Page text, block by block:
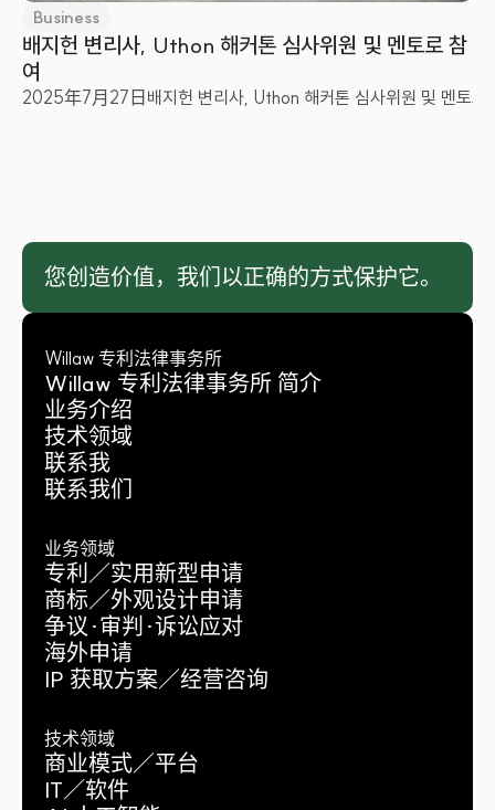
Business
배지헌 변리사, Uthon 해커톤 심사위원 및 멘토로 참
여
2025年7月27日 배지헌 변리사, Uthon 해커톤 심사위원 및 멘토로
您创造价值，我们以正确的方式保护它。
Willaw 专利法律事务所
Willaw 专利法律事务所 简介
业务介绍
技术领域
联系我
联系我们
业务领域
专利／实用新型申请
商标／外观设计申请
争议·审判·诉讼应对
海外申请
IP 获取方案／经营咨询
技术领域
商业模式／平台
IT／软件